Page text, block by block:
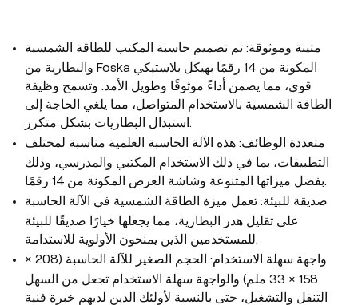
متينة وموثوقة: تم تصميم حاسبة المكتب للطاقة الشمسية
والبطارية من Foska المكونة من 14 رقمًا بهيكل بلاستيكي
قوي، مما يضمن أداءً موثوقًا وطويل الأمد. وتسمح وظيفة
الطاقة الشمسية بالاستخدام المتواصل، مما يلغي الحاجة إلى
متعددة الوظائف: هذه الآلة الحاسبة العلمية مناسبة لمختلف
التطبيقات، بما في ذلك الاستخدام المكتبي والمدرسي، وذلك
صديقة للبيئة: تعمل ميزة الطاقة الشمسية في الآلة الحاسبة
على تقليل هدر البطارية، مما يجعلها خيارًا صديقًا للبيئة
واجهة سهلة الاستخدام: الحجم الصغير للآلة الحاسبة (208 ×
158 × 33 ملم) والواجهة سهلة الاستخدام تجعل من السهل
التنقل والتشغيل، حتى بالنسبة لأولئك الذين لديهم خبرة فنية